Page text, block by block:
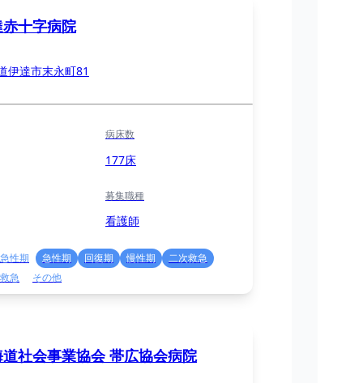
十字病院
伊達市末永町81
病床数
177床
募集職種
看護師
性期 急性期 回復期 慢性期
二次救急
急
その他
社会事業協会 帯広協会病院